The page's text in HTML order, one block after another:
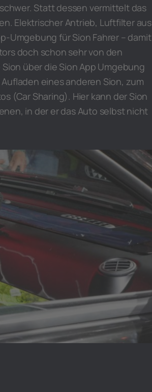
Statt dessen vermittelt das
Elektrischer Antrieb, Luftfilter aus
Umgebung für Sion Fahrer – damit
doch schon sehr von den
über die Sion App Umgebung
eines anderen Sion, zum
(Car Sharing). Hier kann der Sion
in der er das Auto selbst nicht